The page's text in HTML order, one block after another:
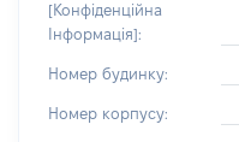
[Конфіденційна
Інформація]:
Номер будинку:
Номер корпусу: